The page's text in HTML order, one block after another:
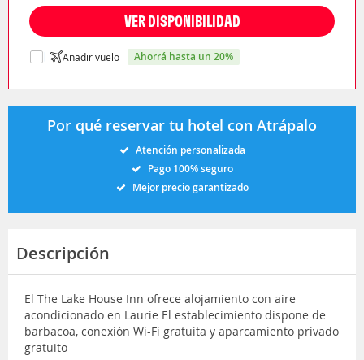
VER DISPONIBILIDAD
Añadir vuelo ahorrá hasta un 20%
Por qué reservar tu hotel con Atrápalo
Atención personalizada
Pago 100% seguro
Mejor precio garantizado
Descripción
El The Lake House Inn ofrece alojamiento con aire
acondicionado en Laurie El establecimiento dispone de
barbacoa, conexión Wi-Fi gratuita y aparcamiento privado
gratuito